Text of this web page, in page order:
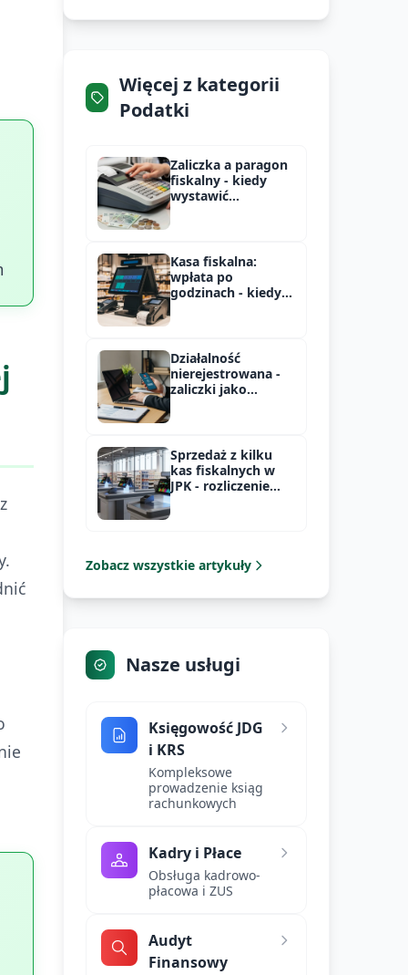
Więcej z kategorii
Podatki
Zaliczka a paragon
fiskalny - kiedy
wystawić
Kasa fiskalna:
wpłata po
godzinach - kiedy
Działalność
nierejestrowana -
zaliczki jako
Sprzedaż z kilku
kas fiskalnych w
JPK - rozliczenie
Zobacz wszystkie artykuły
Nasze usługi
Księgowość JDG
i KRS
Kompleksowe
prowadzenie ksiąg
rachunkowych
Kadry i Płace
Obsługa kadrowo-
płacowa i ZUS
Audyt
Finansowy